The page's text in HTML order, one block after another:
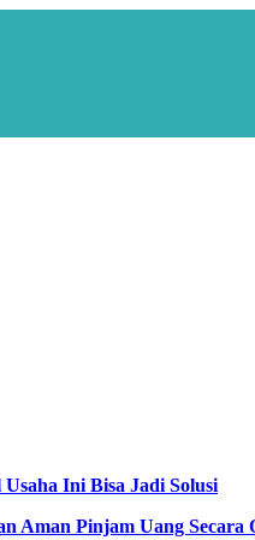
Ini Bisa Jadi Solusi
Aman Pinjam Uang Secara